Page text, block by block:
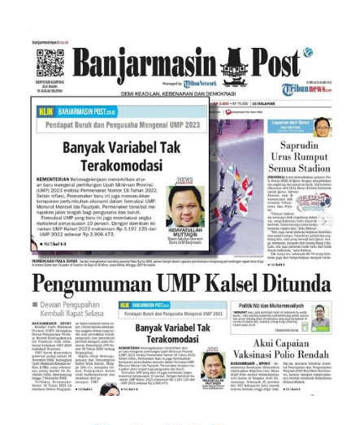
Upah tidak Dapat Disamaratakan
untuk Tiap Sektor dan Pekerjaan
yang Berbeda